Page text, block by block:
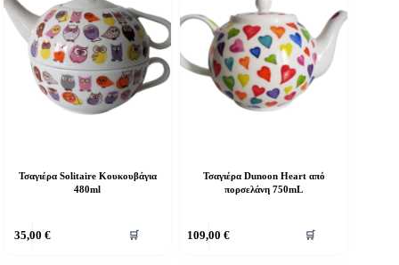
Τσαγιέρα Solitaire Κουκουβάγια
480ml
35,00 € 🛒
Τσαγιέρα Dunoon Heart από
πορσελάνη 750mL
109,00€ 🛒